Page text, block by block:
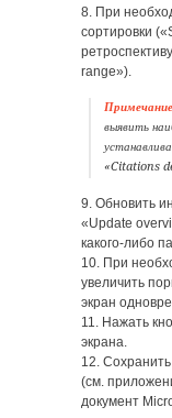
8. При
сортировки
range»).
выявить
«Citations
9. Обновить
«Update
какого-либо
10. При
увеличить
экран
11. Нажать
экрана.
12.
(см.
документ